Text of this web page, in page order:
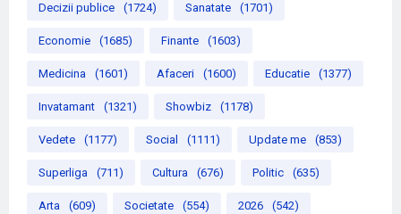
Decizii publice (1724) Sanatate (1701)
Economie (1685) Finante (1603)
Medicina (1601) Afaceri (1600) Educatie (1377)
Invatamant (1321) Showbiz (1178)
Vedete (1177) Social (1111) Update me (853)
Superliga (711) Cultura (676) Politic (635)
Arta (609) Societate (554) 2026 (542)